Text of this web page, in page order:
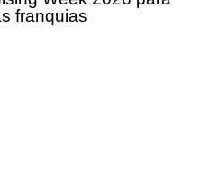
franquias